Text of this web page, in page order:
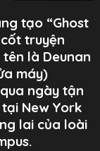
tạo “Ghost
truyện
là Deunan
máy)
ngày tận
New York
lai của loài